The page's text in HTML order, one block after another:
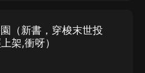
（新書，穿梭末世投
架,衝呀）